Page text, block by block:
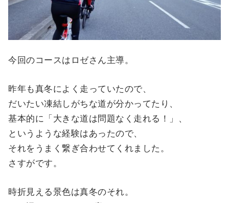
今回のコースはロゼさん主導。
昨年も真冬によく走っていたので、
だいたい凍結しがちな道が分かってたり、
基本的に「大きな道は問題なく走れる！」、
というような経験はあったので、
それをうまく繋ぎ合わせてくれました。
さすがです。
時折見える景色は真冬のそれ。